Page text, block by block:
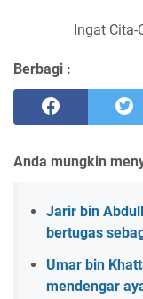
Ingat Cita-
Berbagi :
Anda mungkin
Jarir bin
bertugas
Umar bin
mendengar